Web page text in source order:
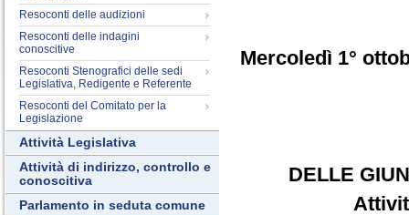
Resoconti delle audizioni
Resoconti delle indagini
conoscitive
Resoconti Stenografici delle sedi
Legislativa, Redigente e Referente
Resoconti del Comitato per la
Legislazione
Attività Legislativa
Attività di indirizzo, controllo e
conoscitiva
Parlamento in seduta comune
Mercoledì 1°
DELLE